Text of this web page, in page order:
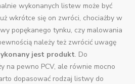
wykonanych listew może być
wkrótce się on zwróci, chociażby w
popękanego tynku, czy malowania
należy też zwrócić uwagę
jest produkt. Do
na pewno PCV, ale równie mocno
dopasować rodzaj listwy do